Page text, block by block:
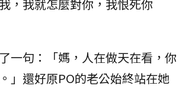
，我就怎麼對你，我恨死你
一句：「媽，人在做天在看，你
」還好原PO的老公始終站在她